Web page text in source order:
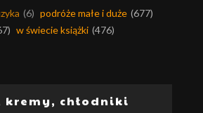
(6) podróże małe i duże (677)
w świecie książki (476)
kremy, chłodniki